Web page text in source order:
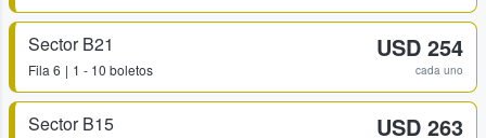
Sector B21
Fila 6 1 - 10 boletos
USD 254
cada uno
Sector B15 USD 263